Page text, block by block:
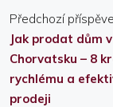
Předchozí
Jak prodat dům v
Chorvatsku – 8
rychlému a
prodeji